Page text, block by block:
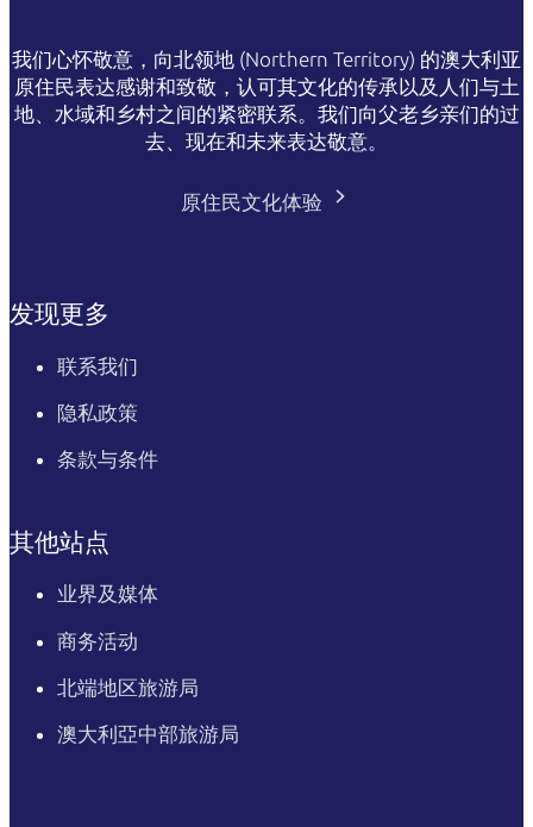
我们心怀敬意，向北领地 (Northern Territory) 的澳大利亚
原住民表达感谢和致敬，认可其文化的传承以及人们与土
地、水域和乡村之间的紧密联系。我们向父老乡亲们的过
去、现在和未来表达敬意。
原住民文化体验
发现更多
联系我们
隐私政策
条款与条件
其他站点
业界及媒体
商务活动
北端地区旅游局
澳大利亞中部旅游局